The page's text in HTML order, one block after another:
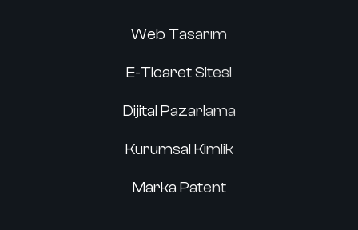
Web Tasarım
E-Ticaret Sitesi
Dijital Pazarlama
Kurumsal Kimlik
Marka Patent